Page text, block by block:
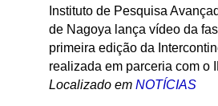
Instituto de Pesquisa
de Nagoya lança vídeo da
primeira edição da
realizada em parceria com o
Localizado em NOTÍCIAS